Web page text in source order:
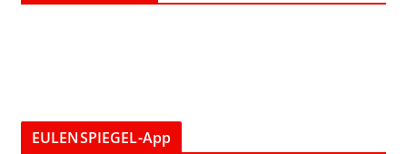
EULENSPIEGEL-App